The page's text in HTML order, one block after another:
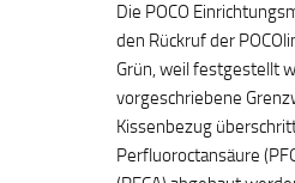
Die POCO
den Rückruf der
Grün, weil festgestellt
vorgeschriebene
Kissenbezug
Perfluoroctansäure